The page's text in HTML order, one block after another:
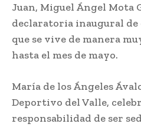
Juan, Miguel Ángel Mota
declaratoria inaugural
que se vive de manera
hasta el mes de mayo.
María de los Ángeles
Deportivo del Valle,
responsabilidad de ser